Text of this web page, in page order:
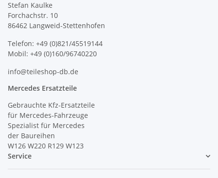
Stefan Kaulke
Forchachstr. 10
86462 Langweid-Stettenhofen
Telefon: +49 (0)821/45519144
Mobil: +49 (0)160/96740220
info@teileshop-db.de
Mercedes Ersatzteile
Gebrauchte Kfz-Ersatzteile
für Mercedes-Fahrzeuge
Spezialist für Mercedes
der Baureihen
W126 W220 R129 W123
Service